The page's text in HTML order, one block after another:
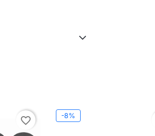
favorite_border -8%